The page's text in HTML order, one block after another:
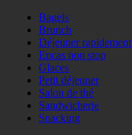
Bagels
Brunch
Déjeuner rapidement
Encas non stop
Glaces
Petit déjeuner
Salon de thé
Sandwicherie
Snacking